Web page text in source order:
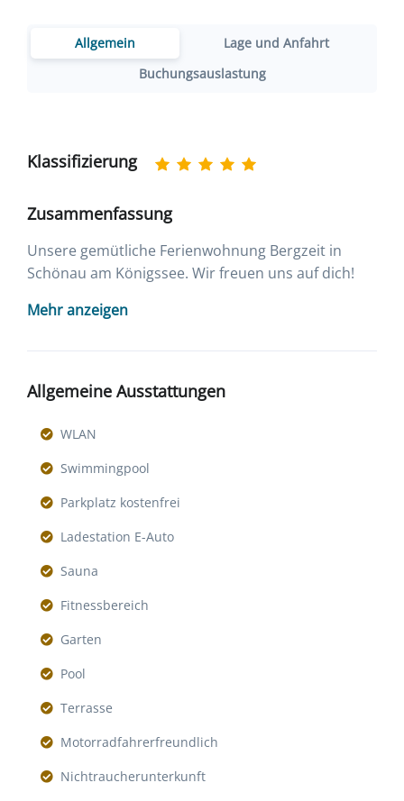
Allgemein
Lage und Anfahrt
Buchungsauslastung
Klassifizierung
Zusammenfassung
Unsere gemütliche Ferienwohnung Bergzeit in
Schönau am Königssee. Wir freuen uns auf dich!
Mehr anzeigen
Allgemeine Ausstattungen
WLAN
Swimmingpool
Parkplatz kostenfrei
Ladestation E-Auto
Sauna
Fitnessbereich
Garten
Pool
Terrasse
Motorradfahrerfreundlich
Nichtraucherunterkunft